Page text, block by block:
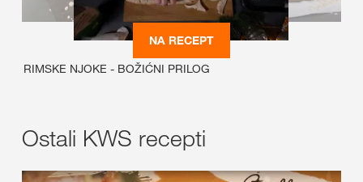
NA RECEPT
RIMSKE NJOKE - BOŽIĆNI PRILOG
Ostali KWS recepti